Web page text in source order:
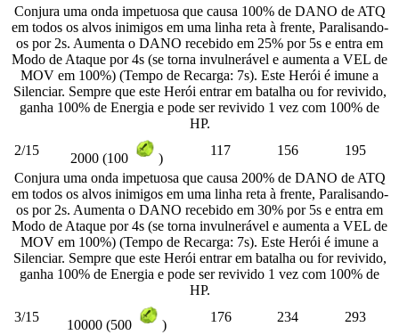
Conjura uma onda impetuosa que causa 100% de DANO de ATQ
em todos os alvos inimigos em uma linha reta à frente, Paralisando-
os por 2s. Aumenta o DANO recebido em 25% por 5s e entra em
Modo de Ataque por 4s (se torna invulnerável e aumenta a VEL de
MOV em 100%) (Tempo de Recarga: 7s). Este Herói é imune a
Silenciar. Sempre que este Herói entrar em batalha ou for revivido,
ganha 100% de Energia e pode ser revivido 1 vez com 100% de
HP.
2/15
2000 (100 )
117 156
195
Conjura uma onda impetuosa que causa 200% de DANO de ATQ
em todos os alvos inimigos em uma linha reta à frente, Paralisando-
os por 2s. Aumenta o DANO recebido em 30% por 5s e entra em
Modo de Ataque por 4s (se torna invulnerável e aumenta a VEL de
MOV em 100%) (Tempo de Recarga: 7s). Este Herói é imune a
Silenciar. Sempre que este Herói entrar em batalha ou for revivido,
ganha 100% de Energia e pode ser revivido 1 vez com 100% de
HP.
3/15
10000 (500 )
176 234
293